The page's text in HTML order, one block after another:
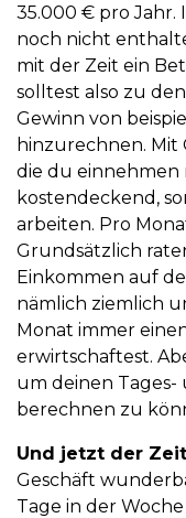
35.000 € pro Jahr.
noch nicht
mit der Zeit ein
solltest also zu
Gewinn von
hinzurechnen. Mit
die du
kostendeckend,
arbeiten. Pro
Grundsätzlich
Einkommen auf
nämlich ziemlich
Monat immer
erwirtschaftest.
um deinen
berechnen zu
Und jetzt der
Geschäft
Tage in der